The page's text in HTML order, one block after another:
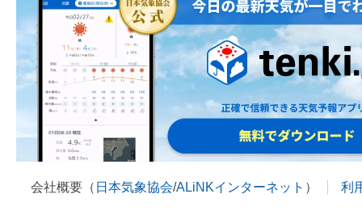
会社概要（ 日本気象協会/ALiNKインターネット ） 利